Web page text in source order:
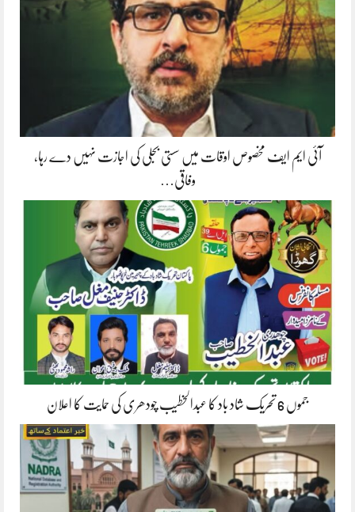
آئی ایم ایف مخصوص اوقات میں سستی بجلی کی اجازت نہیں دے رہا،
وفاقی…
جموں 6 تحریک شاد باد کا عبدالخطیب چودھری کی حمایت کا اعلان